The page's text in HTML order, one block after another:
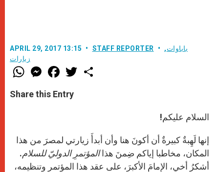
APRIL 29, 2017 13:15 STAFF REPORTER باباوات,
زيارات
W
h
t
s
M
e
s
e
F
a
e
b
w
Share this Entry
السلام عليكم!
إنها لَهِبةٌ كبيرةٌ أن أكونَ هنا وأن أبدأَ زيارتي لمصرَ من هذا
المكان، مخاطبا إياكم ضِمنَ هذاالمؤتمرِ الدوليّ للسلام.
أشكرُ أخي، الإمامَ الأكبرَ، على عقد هذا المؤتمر وتنظيمه،